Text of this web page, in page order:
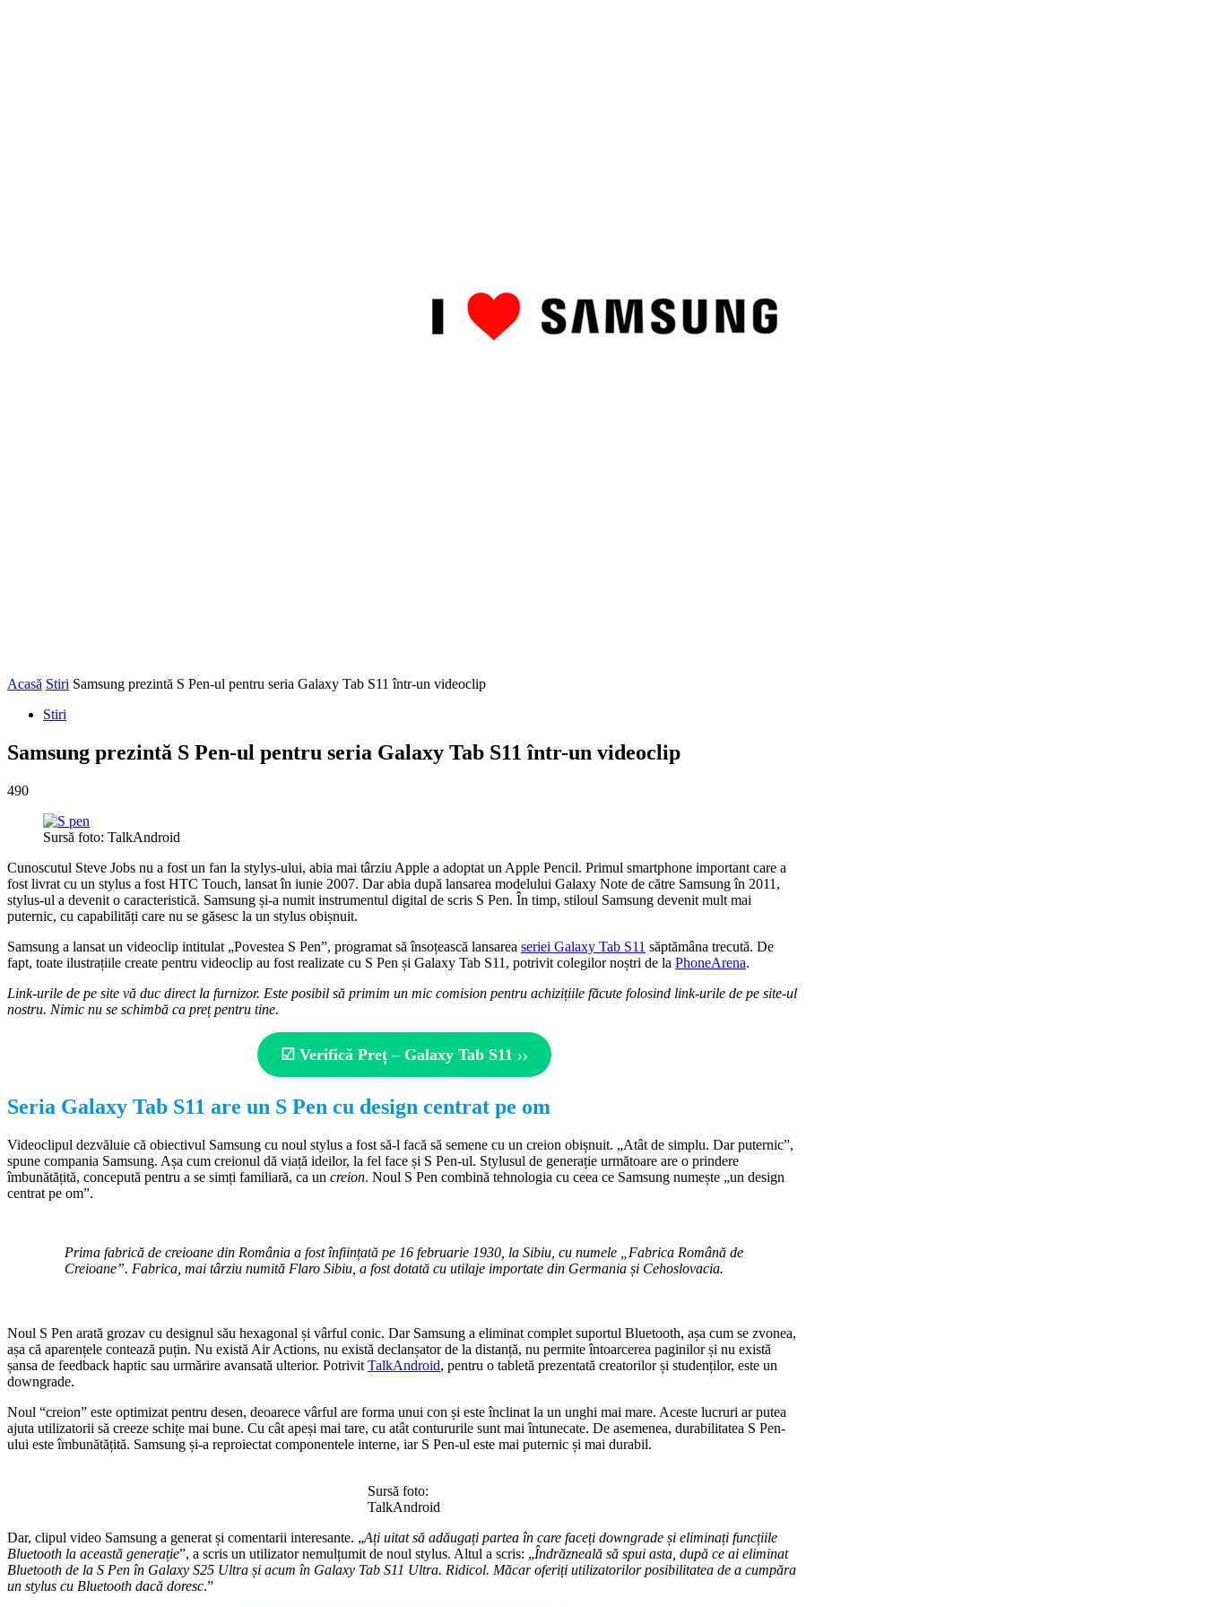
Acasă Stiri Samsung prezintă S Pen-ul pentru seria Galaxy Tab S11 într-un videoclip
Stiri
Samsung prezintă S Pen-ul pentru seria Galaxy Tab S11 într-un videoclip
490
Sursă foto: TalkAndroid
Cunoscutul Steve Jobs nu a fost un fan la stylys-ului, abia mai târziu Apple a adoptat un Apple Pencil. Primul smartphone important care a
fost livrat cu un stylus a fost HTC Touch, lansat în iunie 2007. Dar abia după lansarea modelului Galaxy Note de către Samsung în 2011,
stylus-ul a devenit o caracteristică. Samsung și-a numit instrumentul digital de scris S Pen. În timp, stiloul Samsung devenit mult mai
puternic, cu capabilități care nu se găsesc la un stylus obișnuit.
Samsung a lansat un videoclip intitulat „Povestea S Pen”, programat să însoțească lansarea seriei Galaxy Tab S11 săptămâna trecută. De
fapt, toate ilustrațiile create pentru videoclip au fost realizate cu S Pen și Galaxy Tab S11, potrivit colegilor noștri de la PhoneArena.
Link-urile de pe site vă duc direct la furnizor. Este posibil să primim un mic comision pentru achizițiile făcute folosind link-urile de pe site-ul
nostru. Nimic nu se schimbă ca preț pentru tine.
☑ Verifică Preț – Galaxy Tab S11 ››
Seria Galaxy Tab S11 are un S Pen cu design centrat pe om
Videoclipul dezvăluie că obiectivul Samsung cu noul stylus a fost să-l facă să semene cu un creion obișnuit. „Atât de simplu. Dar puternic”,
spune compania Samsung. Așa cum creionul dă viață ideilor, la fel face și S Pen-ul. Stylusul de generație următoare are o prindere
îmbunătățită, concepută pentru a se simți familiară, ca un creion. Noul S Pen combină tehnologia cu ceea ce Samsung numește „un design
centrat pe om”.
Prima fabrică de creioane din România a fost înființată pe 16 februarie 1930, la Sibiu, cu numele „Fabrica Română de
Creioane”. Fabrica, mai târziu numită Flaro Sibiu, a fost dotată cu utilaje importate din Germania și Cehoslovacia.
Noul S Pen arată grozav cu designul său hexagonal și vârful conic. Dar Samsung a eliminat complet suportul Bluetooth, așa cum se zvonea,
așa că aparențele contează puțin. Nu există Air Actions, nu există declanșator de la distanță, nu permite întoarcerea paginilor și nu există
șansa de feedback haptic sau urmărire avansată ulterior. Potrivit TalkAndroid, pentru o tabletă prezentată creatorilor și studenților, este un
downgrade.
Noul “creion” este optimizat pentru desen, deoarece vârful are forma unui con și este înclinat la un unghi mai mare. Aceste lucruri ar putea
ajuta utilizatorii să creeze schițe mai bune. Cu cât apeși mai tare, cu atât contururile sunt mai întunecate. De asemenea, durabilitatea S Pen-
ului este îmbunătățită. Samsung și-a reproiectat componentele interne, iar S Pen-ul este mai puternic și mai durabil.
Sursă foto:
TalkAndroid
Dar, clipul video Samsung a generat și comentarii interesante. „Ați uitat să adăugați partea în care faceți downgrade și eliminați funcțiile
Bluetooth la această generație”, a scris un utilizator nemulțumit de noul stylus. Altul a scris: „Îndrăzneală să spui asta, după ce ai eliminat
Bluetooth de la S Pen în Galaxy S25 Ultra și acum în Galaxy Tab S11 Ultra. Ridicol. Măcar oferiți utilizatorilor posibilitatea de a cumpăra
un stylus cu Bluetooth dacă doresc.”